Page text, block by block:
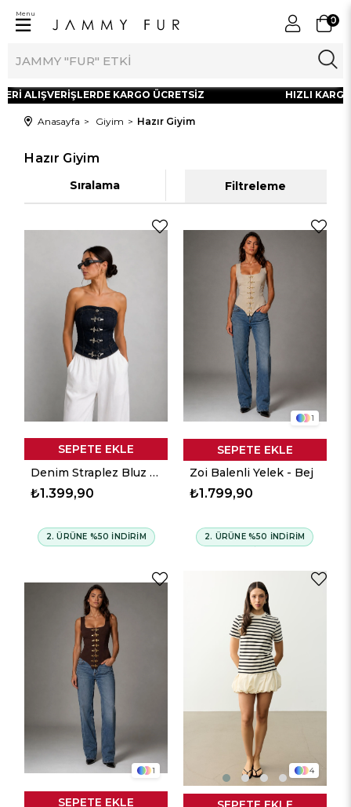
0
Menu
KARGO ÜCRETSİZ HIZLI
Anasayfa Giyim Hazır Giyim
Hazır Giyim
Filtreleme
Sıralama
Denim Straplez Bluz - Lacivert
₺1.399,90
SEPETE EKLE
2. ÜRÜNE %50 İNDİRİM
1
Zoi Balenli Yelek - Bej
₺1.799,90
SEPETE EKLE
2. ÜRÜNE %50 İNDİRİM
1
SEPETE EKLE
4